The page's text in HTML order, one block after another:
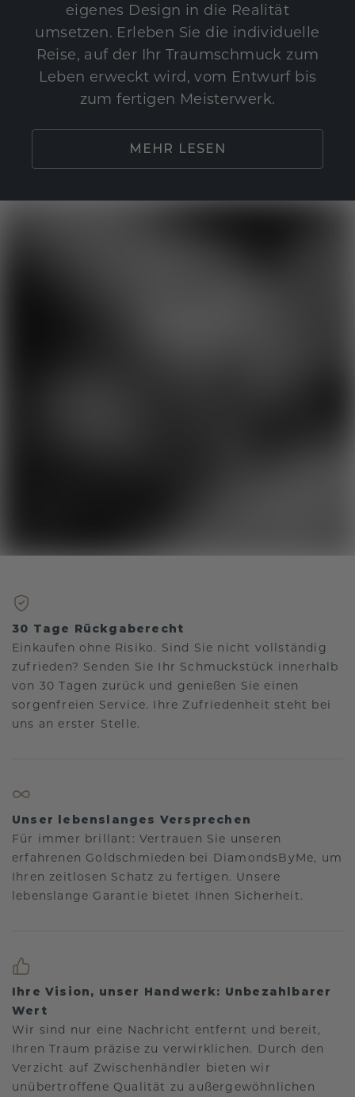
eigenes Design in die Realität
umsetzen. Erleben Sie die individuelle
Reise, auf der Ihr Traumschmuck zum
Leben erweckt wird, vom Entwurf bis
zum fertigen Meisterwerk.
MEHR LESEN
30 Tage Rückgaberecht
Einkaufen ohne Risiko. Sind Sie nicht vollständig
zufrieden? Senden Sie Ihr Schmuckstück innerhalb
von 30 Tagen zurück und genießen Sie einen
sorgenfreien Service. Ihre Zufriedenheit steht bei
uns an erster Stelle.
Unser lebenslanges Versprechen
Für immer brillant: Vertrauen Sie unseren
erfahrenen Goldschmieden bei DiamondsByMe, um
Ihren zeitlosen Schatz zu fertigen. Unsere
lebenslange Garantie bietet Ihnen Sicherheit.
Ihre Vision, unser Handwerk: Unbezahlbarer
Wert
Wir sind nur eine Nachricht entfernt und bereit,
Ihren Traum präzise zu verwirklichen. Durch den
Verzicht auf Zwischenhändler bieten wir
unübertroffene Qualität zu außergewöhnlichen